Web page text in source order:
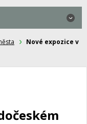
Nové expozice v